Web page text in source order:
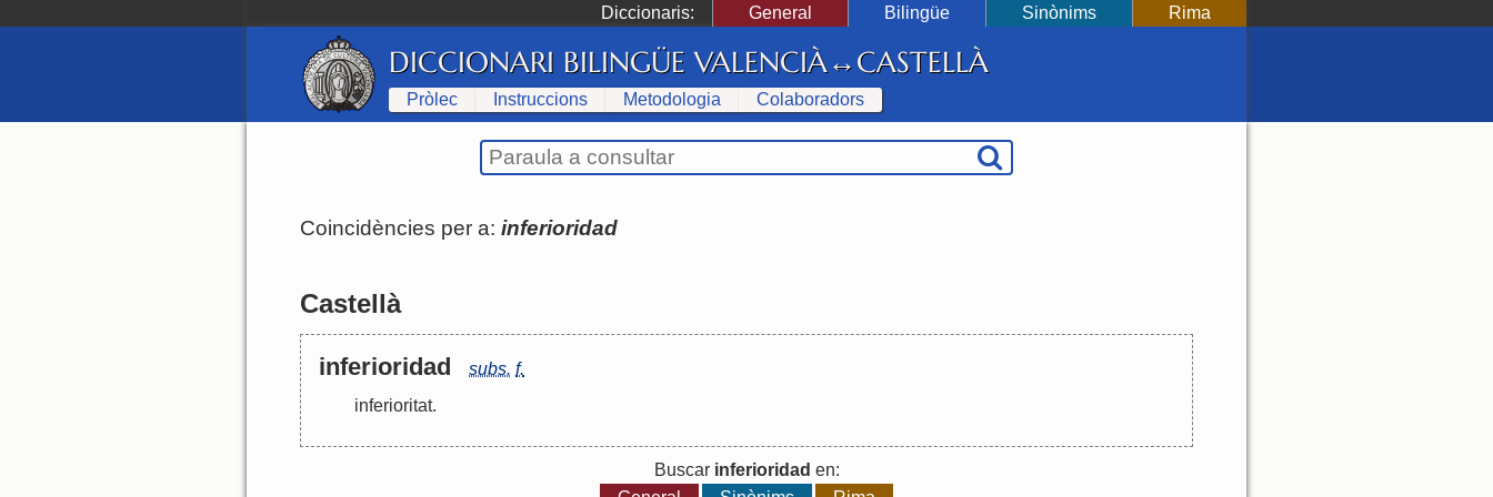
Diccionaris: General Bilingüe Sinònims Rima
DICCIONARI BILINGÜE VALENCIÀ↔CASTELLÀ
Pròlec Instruccions Metodologia Colaboradors
Coincidències per a: inferioridad
Castellà
inferioridad subs. f.
inferioritat.
Buscar inferioridad en: